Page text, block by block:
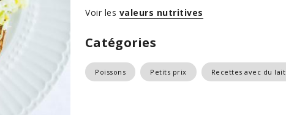
Voir les valeurs nutritives
Catégories
Poissons Petits prix Recettes avec du lait